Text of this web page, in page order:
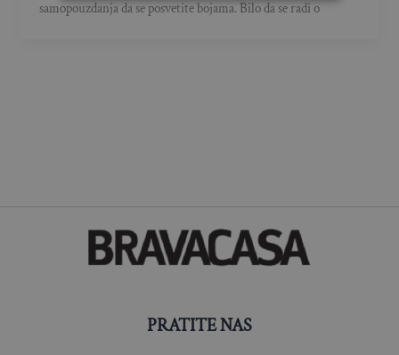
samopouzdanja da se posvetite bojama. Bilo da se radi o
PRATITE NAS